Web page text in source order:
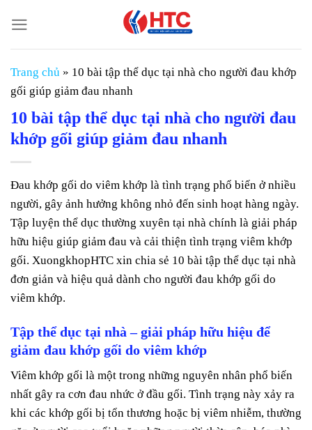
đến
nội
dung
Trang chủ » 10 bài tập thể dục tại nhà cho người đau khớp
gối giúp giảm đau nhanh
10 bài tập thể dục tại nhà cho người đau
khớp gối giúp giảm đau nhanh
Đau khớp gối do viêm khớp là tình trạng phổ biến ở nhiều
người, gây ảnh hưởng không nhỏ đến sinh hoạt hàng ngày.
Tập luyện thể dục thường xuyên tại nhà chính là giải pháp
hữu hiệu giúp giảm đau và cải thiện tình trạng viêm khớp
gối. XuongkhopHTC xin chia sẻ 10 bài tập thể dục tại nhà
đơn giản và hiệu quả dành cho người đau khớp gối do
viêm khớp.
Tập thể dục tại nhà – giải pháp hữu hiệu để
giảm đau khớp gối do viêm khớp
Viêm khớp gối là một trong những nguyên nhân phổ biến
nhất gây ra cơn đau nhức ở đầu gối. Tình trạng này xảy ra
khi các khớp gối bị tổn thương hoặc bị viêm nhiễm, thường